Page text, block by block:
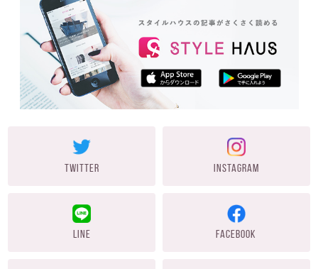
TWITTER INSTAGRAM
LINE FACEBOOK